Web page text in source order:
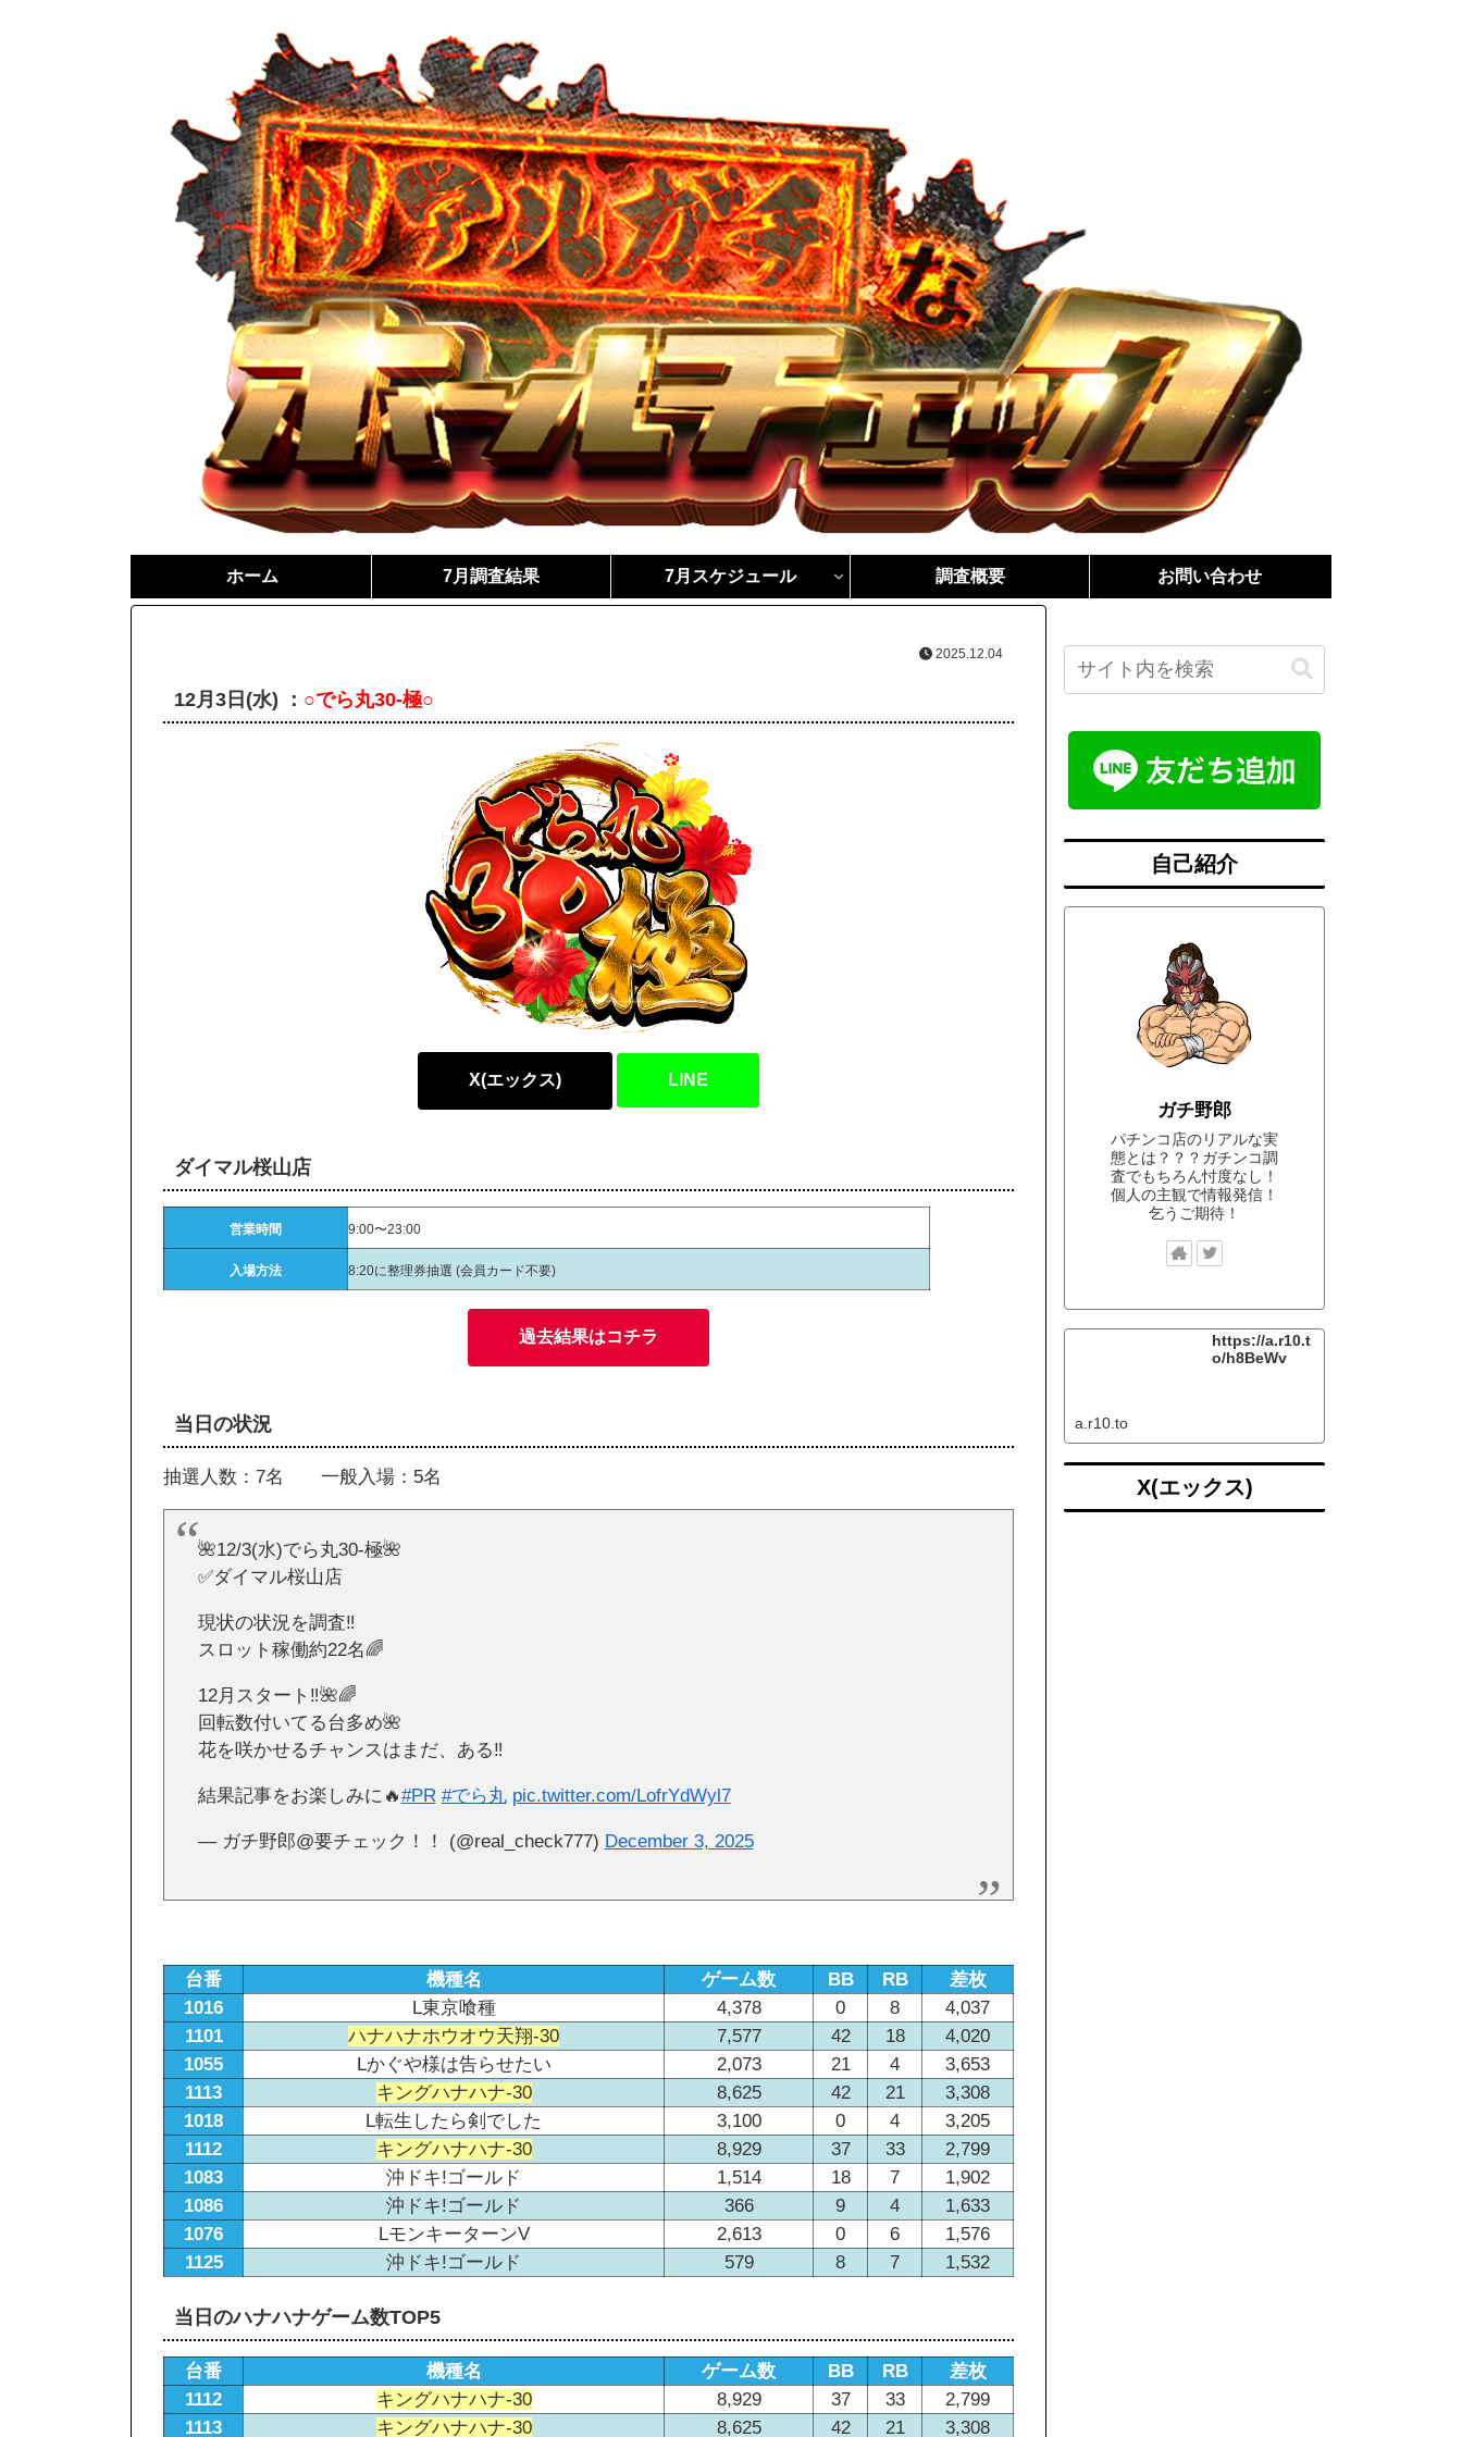
ホーム 7月調査結果 7月スケジュール 調査概要 お問い合わせ
2025.12.04
12月3日(水) ： ○でら丸30-極○
X(エックス) LINE
ダイマル桜山店
営業時間 9:00〜23:00
入場方法 8:20に整理券抽選 (会員カード不要)
過去結果はコチラ
当日の状況
抽選人数：7名 一般入場：5名
🌺12/3(水)でら丸30-極🌺
✅ダイマル桜山店
現状の状況を調査‼️
スロット稼働約22名🌈
12月スタート‼️🌺🌈
回転数付いてる台多め🌺
花を咲かせるチャンスはまだ、ある‼️
結果記事をお楽しみに🔥#PR #でら丸 pic.twitter.com/LofrYdWyl7
— ガチ野郎@要チェック！！ (@real_check777) December 3, 2025
台番 機種名 ゲーム数 BB RB
差枚
1016
L東京喰種 4,378 0 8
4,037
1101
ハナハナホウオウ天翔-30 7,577 42 18
4,020
1055
Lかぐや様は告らせたい 2,073 21 4
3,653
1113
キングハナハナ-30 8,625 42 21
3,308
1018
L転生したら剣でした 3,100 0 4
3,205
1112
キングハナハナ-30 8,929 37 33
2,799
1083
沖ドキ!ゴールド 1,514 18 7
1,902
1086
沖ドキ!ゴールド 366 9 4
1,633
1076
LモンキーターンV 2,613 0 6
1,576
1125
沖ドキ!ゴールド 579 8 7 1,532
当日のハナハナゲーム数TOP5
台番 機種名 ゲーム数 BB RB
差枚
1112
キングハナハナ-30 8,929 37 33
2,799
1113
キングハナハナ-30 8,625 42 21
3,308
自己紹介
ガチ野郎
パチンコ店のリアルな実
態とは？？？ガチンコ調
査でもちろん忖度なし！
個人の主観で情報発信！
乞うご期待！
https://a.r10.t
o/h8BeWv
a.r10.to
X(エックス)